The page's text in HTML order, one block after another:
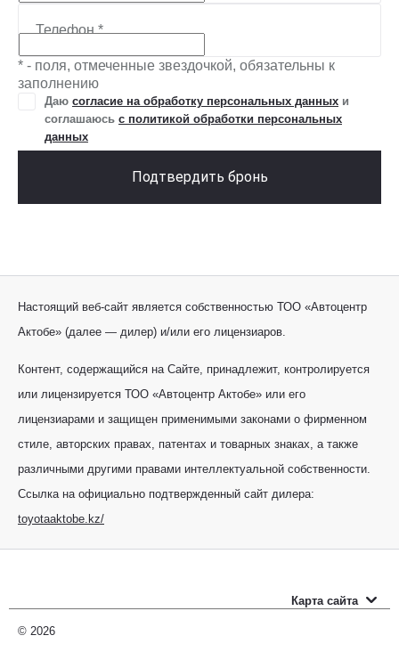
Телефон*
* - поля, отмеченные звездочкой, обязательны к
заполнению
Даю согласие на обработку персональных данных
соглашаюсь с политикой обработки персональных
данных
Подтвердить бронь
Настоящий веб-сайт является собственностью ТОО «Автоцентр
Актобе» (далее — дилер) и/или его лицензиаров.
Контент, содержащийся на Сайте, принадлежит, контролируется
или лицензируется ТОО «Автоцентр Актобе» или его
лицензиарами и защищен применимыми законами о фирменном
стиле, авторских правах, патентах и товарных знаках, а также
различными другими правами интеллектуальной собственности.
Ссылка на официально подтвержденный сайт дилера:
toyotaaktobe.kz/
Карта сайта
Новые автомобили
© 2026